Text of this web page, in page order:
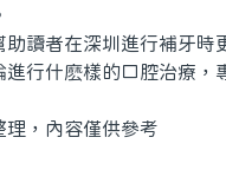
者在深圳進行補牙時
行什麽樣的口腔治療，
，內容僅供參考